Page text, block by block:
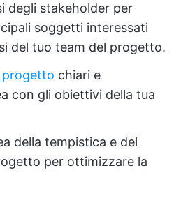
degli stakeholder per
soggetti interessati
del tuo team del progetto.
chiari e
con gli obiettivi della tua
della tempistica e del
per ottimizzare la